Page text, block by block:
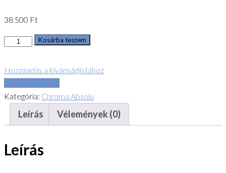
38 500 Ft
Kérastase
Absolu
Csomag
II.
sampon
+
hajmaszk
Kosárba teszem
Hozzáadás a kívánságlistához
Kategória: Chroma Absolu
Leírás Vélemények (0)
Leírás